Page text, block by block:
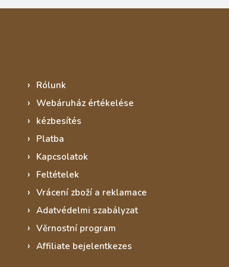
Rólunk
Webáruház értékelése
kézbesítés
Platba
Kapcsolatok
Feltételek
Vrácení zboží a reklamace
Adatvédelmi szabályzat
Věrnostní program
Affiliate bejelentkezes